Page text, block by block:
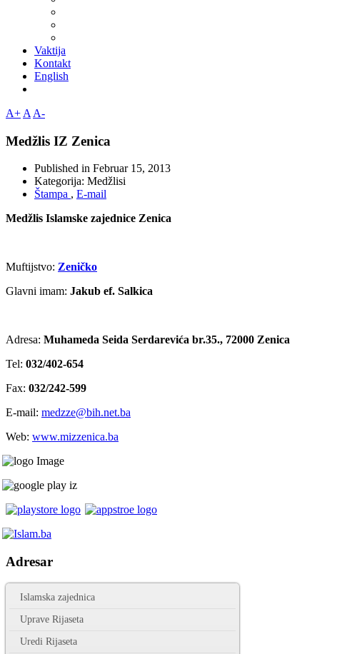
Vaktija
Kontakt
English
A+ A A-
Medžlis IZ Zenica
Published in Februar 15, 2013
Kategorija: Medžlisi
Štampa , E-mail
Medžlis Islamske zajednice Zenica
Muftijstvo: Zeničko
Glavni imam: Jakub ef. Salkica
Adresa: Muhameda Seida Serdarevića br.35., 72000 Zenica
Tel: 032/402-654
Fax: 032/242-599
E-mail: medzze@bih.net.ba
Web: www.mizzenica.ba
Adresar
Islamska zajednica
Uprave Rijaseta
Uredi Rijaseta